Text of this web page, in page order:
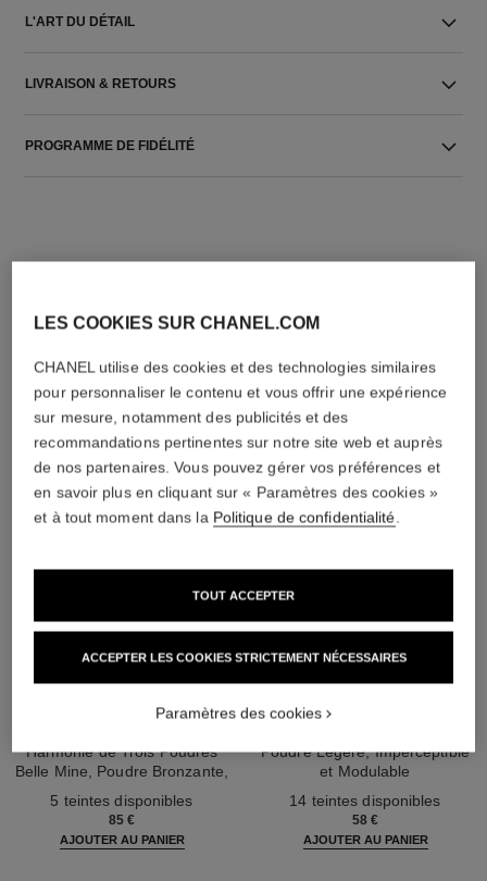
L'ART DU DÉTAIL
LIVRAISON & RETOURS
PROGRAMME DE FIDÉLITÉ
les beiges poudre belle mine
Harmonie de Trois Poudres
Belle Mine, Poudre Bronzante,
Cou et Décolleté. Maxi Format
5 teintes disponibles
85 €
AJOUTER AU PANIER
les beiges poudre belle mine
Poudre Légère, Imperceptible
et Modulable
14 teintes disponibles
58 €
AJOUTER AU PANIER
LES COOKIES SUR CHANEL.COM
CHANEL utilise des cookies et des technologies similaires
pour personnaliser le contenu et vous offrir une expérience
sur mesure, notamment des publicités et des
recommandations pertinentes sur notre site web et auprès
de nos partenaires. Vous pouvez gérer vos préférences et
en savoir plus en cliquant sur « Paramètres des cookies »
et à tout moment dans la Politique de confidentialité.
ACCEPTER LES COOKIES STRICTEMENT NÉCESSAIRES
TOUT ACCEPTER
Paramètres des cookies